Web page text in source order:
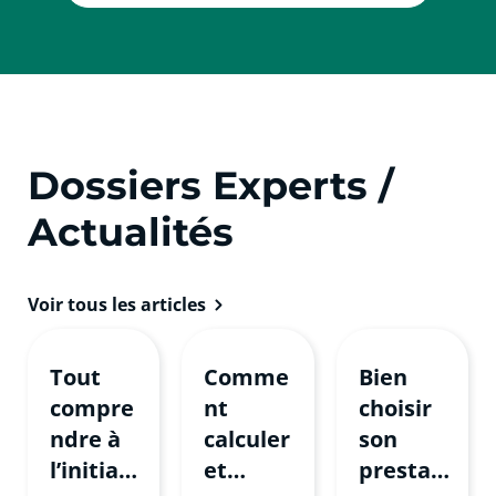
Dossiers Experts /
Actualités
Voir tous les articles
Tout
compre
ndre à
l’initiati
Comme
nt
calculer
et
Bien
choisir
son
prestat